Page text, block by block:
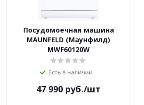
Посудомоечная машина
MAUNFELD (Маунфилд)
MWF60120W
Есть в наличии
47 990 руб./шт